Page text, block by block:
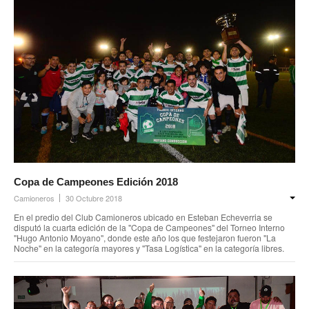
Secretario tesorero
Secretaría gremial
Secretaría de organización
Secretaría de turismo
Secretaría de deporte
Secretaría de acción social
Secretaria de la vivienda
Sec. accidente de trabajo
Secretaría de fiscalización
Secretaría de política de transporte
Copa de Campeones Edición 2018
Camioneros 30 Octubre 2018
En el predio del Club Camioneros ubicado en Esteban Echeverria se
disputó la cuarta edición de la "Copa de Campeones" del Torneo Interno
"Hugo Antonio Moyano", donde este año los que festejaron fueron "La
Noche" en la categoría mayores y "Tasa Logística" en la categoría libres.